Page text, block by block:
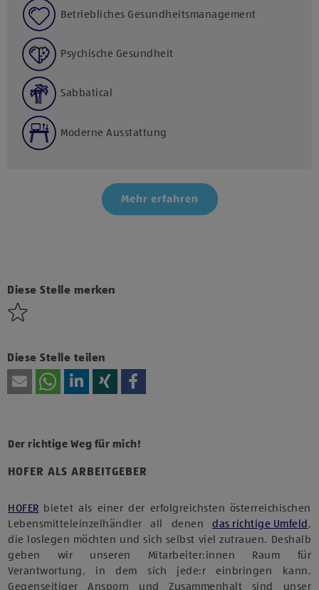
Betriebliches Gesundheitsmanagement
Psychische Gesundheit
Sabbatical
Moderne Ausstattung
Mehr erfahren
Diese Stelle merken
Diese Stelle teilen
HOFER ALS ARBEITGEBER
Der richtige Weg für mich!
HOFER bietet als einer der erfolgreichsten österreichischen
Lebensmitteleinzelhändler all denen das richtige Umfeld ,
die loslegen möchten und sich selbst viel zutrauen. Deshalb
geben wir unseren Mitarbeiter:innen Raum für
Verantwortung, in dem sich jede:r einbringen kann.
Gegenseitiger Ansporn und Zusammenhalt sind unser